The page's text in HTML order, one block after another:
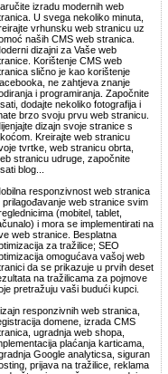
izradu modernih web
U svega nekoliko minuta,
vrhunsku web stranicu uz
naših CMS web stranica.
dizajni za Vaše web
Korištenje CMS web
slično je kao korištenje
ne zahtjeva znanje
i programiranja. Započnite
dodajte nekoliko fotografija i
brzo svoju prvu web stranicu.
dizajn svoje stranice s
Kreirajte web stranicu
tvrtke, web stranicu obrta,
stranicu udruge, započnite
blog...
responzivnost web stranica
prilagođavanje web stranice svim
(mobitel, tablet,
i mora se implementirati na
web stranice. Besplatna
za tražilice; SEO
omogućava vašoj web
da se prikazuje u prvih deset
na tražilicama za pojmove
pretražuju vaši budući kupci.
responzivnih web stranica,
domene, izrada CMS
ugradnja web shopa,
plaćanja karticama,
Google analyticsa, siguran
prijava na tražilice, reklama